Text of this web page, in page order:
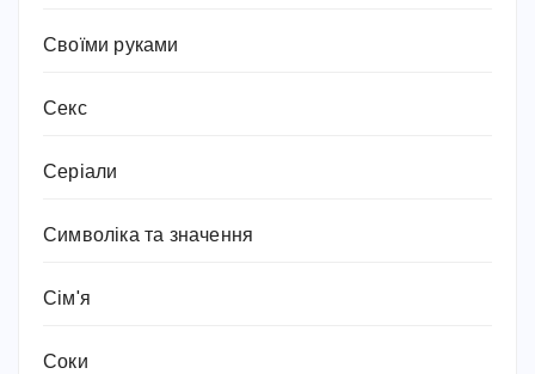
Своїми руками
Секс
Серіали
Символіка та значення
Сім'я
Соки